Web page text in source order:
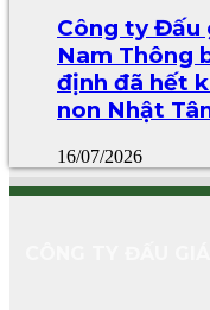
Công ty Đấu
Nam Thông
định đã hết
non Nhật
16/07/2026